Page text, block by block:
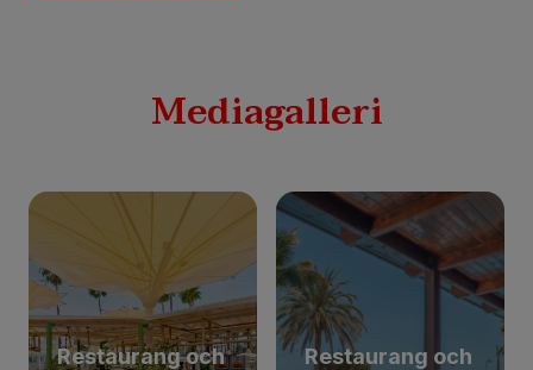
Mediagalleri
Restaurang och
Restaurang och